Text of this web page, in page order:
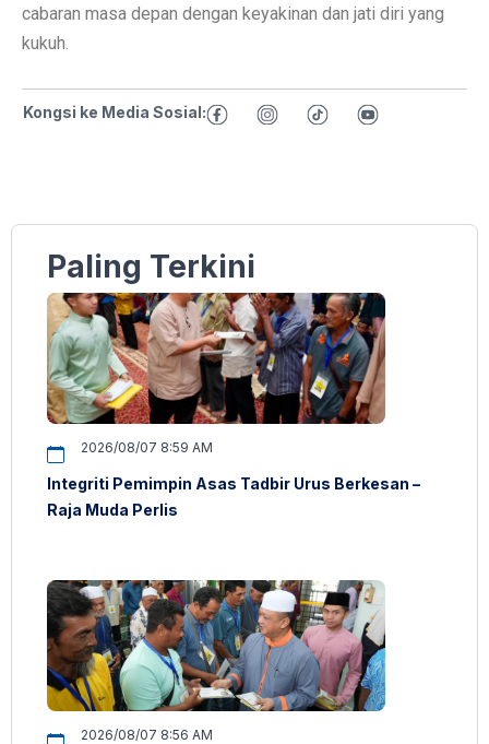
cabaran masa depan dengan keyakinan dan jati diri yang
kukuh.
Kongsi ke Media Sosial:
Paling Terkini
2026/08/07 8:59 AM
Integriti Pemimpin Asas Tadbir Urus Berkesan –
Raja Muda Perlis
2026/08/07 8:56 AM